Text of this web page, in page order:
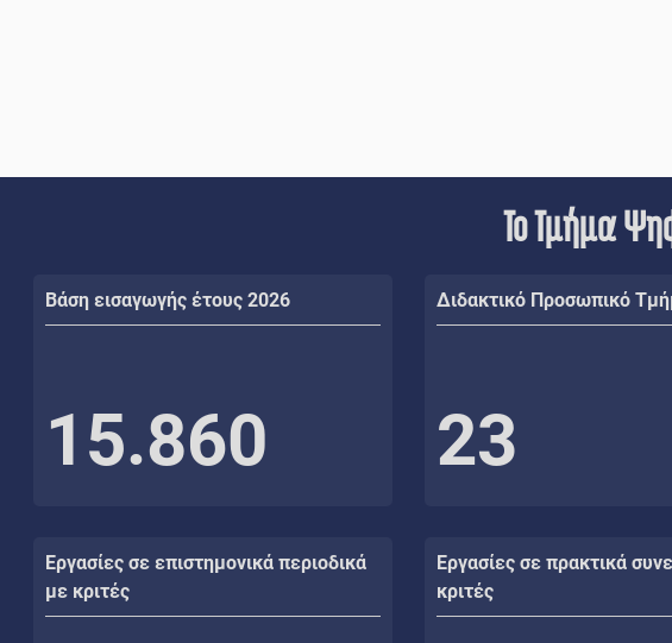
Το Τμήμα
Βάση εισαγωγής έτους 2026
15.860
Διδακτικό Προσωπικό
23
Εργασίες σε επιστημονικά περιοδικά
με κριτές
Εργασίες σε πρακτικά
κριτές